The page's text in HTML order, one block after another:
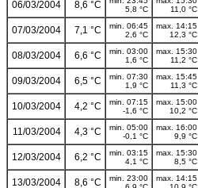
06/03/2004 8,6 °C
5,8 °C
11,0 °C
07/03/2004 7,1 °C
min. 06:45
2,6 °C
max. 14:15
12,3 °C
08/03/2004 6,6 °C
min. 03:00
1,6 °C
max. 15:30
11,2 °C
09/03/2004 6,5 °C
min. 07:30
1,9 °C
max. 15:45
11,3 °C
10/03/2004 4,2 °C
min. 07:15
-1,6 °C
max. 15:00
10,2 °C
11/03/2004 4,3 °C
min. 05:00
-0,1 °C
max. 16:00
9,9 °C
12/03/2004 6,2 °C
min. 03:15
4,1 °C
max. 15:30
8,5 °C
13/03/2004 8,6 °C
min. 23:00
max. 14:15